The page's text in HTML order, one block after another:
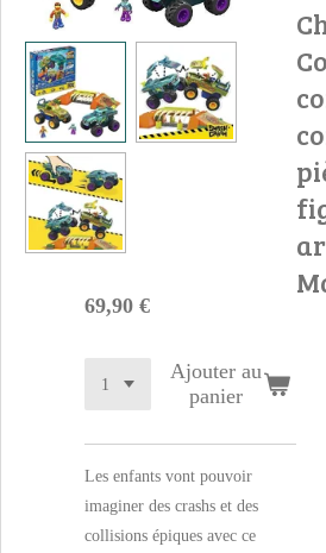
69,90 €
Ajouter au
panier
Les enfants vont pouvoir
imaginer des crashs et des
collisions épiques avec ce